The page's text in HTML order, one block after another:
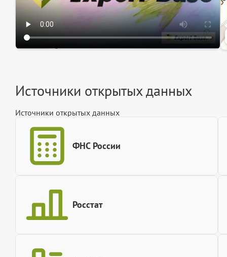
Источники открытых данных
Источники открытых данных
ФНС России
Росстат